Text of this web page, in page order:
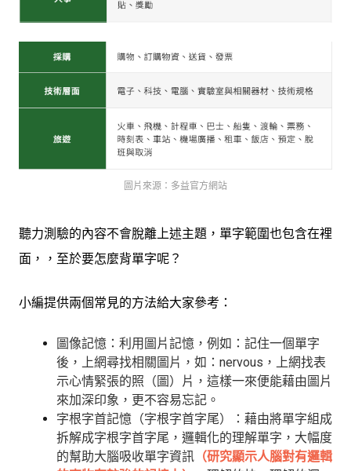
圖片來源：多益官方網站
聽力測驗的內容不會脫離上述主題，單字範圍也包含在裡
面，，至於要怎麼背單字呢？
小編提供兩個常見的方法給大家參考：
圖像記憶：利用圖片記憶，例如：記住一個單字
後，上網尋找相關圖片，如：nervous，上網找表
示心情緊張的照（圖）片，這樣一來便能藉由圖片
來加深印象，更不容易忘記。
字根字首記憶（字根字首字尾）：藉由將單字組成
拆解成字根字首字尾，邏輯化的理解單字，大幅度
的幫助大腦吸收單字資訊 （研究顯示人腦對有邏輯